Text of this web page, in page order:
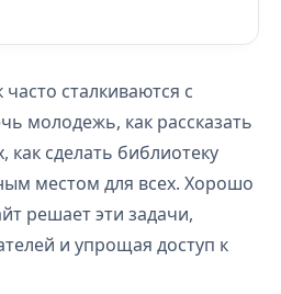
сталкиваются с
молодежь, как рассказать
как сделать библиотеку
местом для всех. Хорошо
решает эти задачи,
и упрощая доступ к